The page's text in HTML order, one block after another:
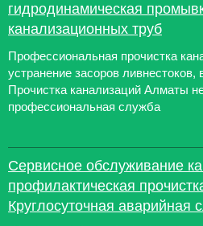
гидродинамическая
канализационных труб
Профессиональная прочистка
устранение засоров ливнестоков,
Прочистка канализаций Алматы
профессиональная служба
Сервисное обслуживание
профилактическая
Круглосуточная аварийная